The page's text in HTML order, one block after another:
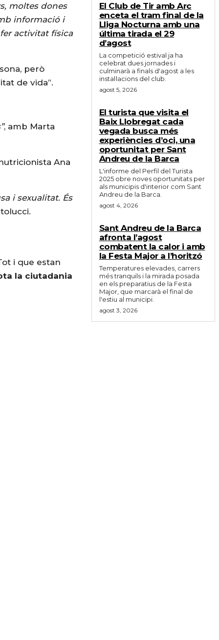
moltes dones
informació i
activitat física
però
de vida”.
, amb Marta
Ana
i sexualitat. És
i que estan
la ciutadania
El Club de Tir amb Arc
enceta el tram final de la
Lliga Nocturna amb una
última tirada el 29
d’agost
La competició estival ja ha
celebrat dues jornades i
culminarà a finals d'agost a les
instal·lacions del club.
agost 5, 2026
El turista que visita el
Baix Llobregat cada
vegada busca més
experiències d’oci, una
oportunitat per Sant
Andreu de la Barca
L'informe del Perfil del Turista
2025 obre noves oportunitats per
als municipis d'interior com Sant
Andreu de la Barca.
agost 4, 2026
Sant Andreu de la Barca
afronta l’agost
combatent la calor i amb
la Festa Major a l’horitzó
Temperatures elevades, carrers
més tranquils i la mirada posada
en els preparatius de la Festa
Major, que marcarà el final de
l'estiu al municipi.
agost 3, 2026